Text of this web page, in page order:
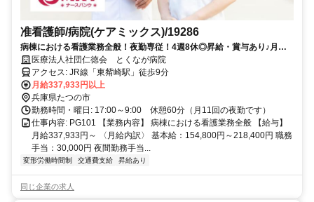
准看護師/病院(ケアミックス)/19286
病棟における看護業務全般！夜勤専従！4週8休◎昇給・賞与あり♪月給
33万円～の高給与◎残業ほぼなし！マイカー通勤可◎駅チカ♪
医療法人社団仁徳会 とくなが病院
アクセス: JR線「東觜崎駅」徒歩9分
月給337,933円以上
兵庫県たつの市
勤務時間・曜日: 17:00～9:00 休憩60分（月11回の夜勤です）
仕事内容: PG101 【業務内容】 病棟における看護業務全般 【給与】
月給337,933円～ 〈月給内訳〉 基本給：154,800円～218,400円 職務
手当：30,000円 夜間勤務手当...
変形労働時間制 交通費支給 昇給あり
同じ企業の求人